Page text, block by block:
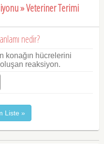
» Veteriner Terimi
nedir?
konağın hücrelerini
reaksiyon.
Liste »